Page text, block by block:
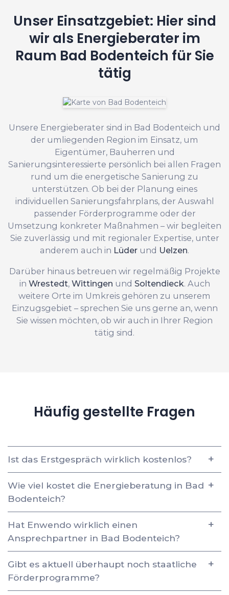
Unser Einsatzgebiet: Hier sind
wir als Energieberater im
Raum Bad Bodenteich für Sie
tätig
Unsere Energieberater sind in Bad Bodenteich und
der umliegenden Region im Einsatz, um
Eigentümer, Bauherren und
Sanierungsinteressierte persönlich bei allen Fragen
rund um die energetische Sanierung zu
unterstützen. Ob bei der Planung eines
individuellen Sanierungsfahrplans, der Auswahl
passender Förderprogramme oder der
Umsetzung konkreter Maßnahmen – wir begleiten
Sie zuverlässig und mit regionaler Expertise, unter
anderem auch in Lüder und Uelzen.
Darüber hinaus betreuen wir regelmäßig Projekte
in Wrestedt, Wittingen und Soltendieck. Auch
weitere Orte im Umkreis gehören zu unserem
Einzugsgebiet – sprechen Sie uns gerne an, wenn
Sie wissen möchten, ob wir auch in Ihrer Region
tätig sind.
Häufig gestellte Fragen
Ist das Erstgespräch wirklich kostenlos?
Wie viel kostet die Energieberatung in Bad
Bodenteich?
Hat Enwendo wirklich einen
Ansprechpartner in Bad Bodenteich?
Gibt es aktuell überhaupt noch staatliche
Förderprogramme?